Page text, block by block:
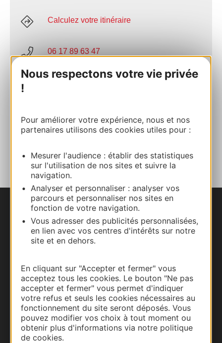
Nous respectons votre vie privée
!
Pour améliorer votre expérience, nous et nos
partenaires utilisons des cookies utiles pour :
Mesurer l'audience : établir des statistiques
sur l'utilisation de nos sites et suivre la
navigation.
Analyser et personnaliser : analyser vos
parcours et personnaliser nos sites en
fonction de votre navigation.
Vous adresser des publicités personnalisées,
en lien avec vos centres d'intérêts sur notre
site et en dehors.
En cliquant sur "Accepter et fermer" vous
acceptez tous les cookies. Le bouton "Ne pas
accepter et fermer" vous permet d'indiquer
votre refus et seuls les cookies nécessaires au
fonctionnement du site seront déposés. Vous
pouvez modifier vos choix à tout moment ou
obtenir plus d'informations via notre politique
de cookies.
Calculez votre itinéraire
06 17 89 63 47
E-mail
Nous contacter
Carte interactive